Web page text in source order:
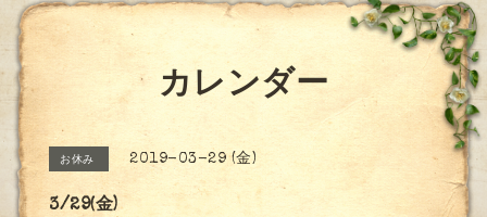
カレンダー
お休み 2019-03-29 (金)
3/29(金)